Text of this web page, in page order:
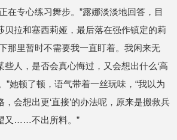
在专心练习舞步。”露娜淡淡地回答，目
贝拉和塞西莉娅，最后落在强作镇定的莉
那里暂时不需要我一直盯着。我闲来无
人，是否会真心悔过，又会想出什么‘高
”她顿了顿，语气带着一丝玩味，“我以为
会想出更‘直接’的办法呢，原来是搬救兵
又……不出所料。”